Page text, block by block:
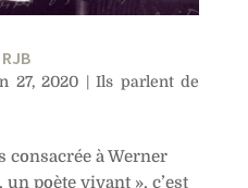
27, 2020 |Ils parlent de
consacrée à Werner
poète vivant », c’est